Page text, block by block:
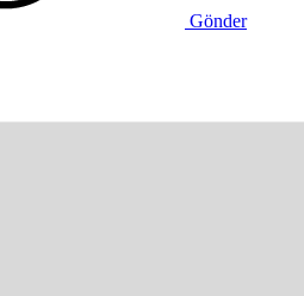
Gönder